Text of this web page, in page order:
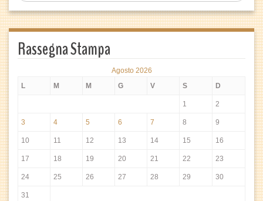
Rassegna Stampa
Agosto 2026
L
M M G V S D
1 2
3 4 5 6 7 8 9
10 11 12 13 14 15 16
17 18 19 20 21 22 23
24 25 26 27 28 29 30
31